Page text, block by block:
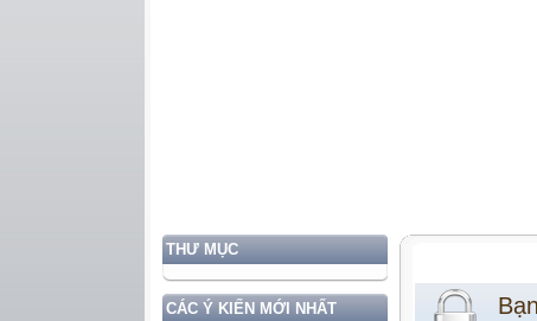
THƯ MỤC
CÁC Ý KIẾN MỚI NHẤT